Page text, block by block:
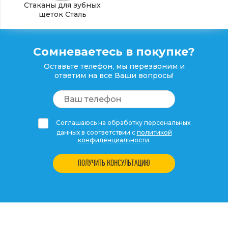
Стаканы для зубных
щеток Сталь
Сомневаетесь в покупке?
Оставьте телефон, мы перезвоним и
ответим на все Ваши вопросы!
Соглашаюсь на обработку персональных
данных в соответствии с политикой
конфиденциальности.
ПОЛУЧИТЬ КОНСУЛЬТАЦИЮ